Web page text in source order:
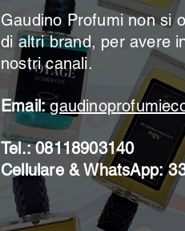
Gaudino Profumi non si
di altri brand, per avere
nostri canali.
Email:
Tel.: 08118903140
Cellulare & WhatsApp: